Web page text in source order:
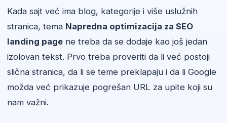
Kada sajt već ima blog, kategorije i više uslužnih
stranica, tema Napredna optimizacija za SEO
landing page ne treba da se dodaje kao još jedan
izolovan tekst. Prvo treba proveriti da li već postoji
slična stranica, da li se teme preklapaju i da li Google
možda već prikazuje pogrešan URL za upite koji su
nam važni.